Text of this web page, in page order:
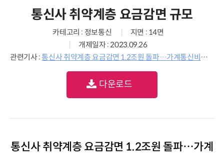
통신사 취약계층 요금감면 규모
카테고리 : 정보통신
지면 : 14면
개제일자 : 2023.09.26
관련기사 :통신사 취약계층 요금감면 1.2조원 돌파…가계통신비는 10년새 16% 하락
다운로드
통신사 취약계층 요금감면 1.2조원 돌파…가계